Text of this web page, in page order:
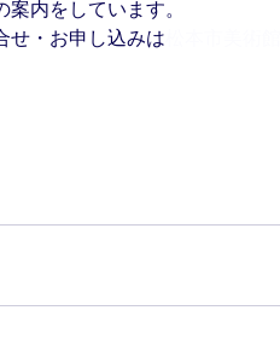
案内をしています。
せ・お申し込みは